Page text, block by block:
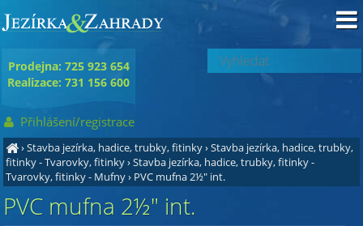
›Stavba jezírka, hadice, trubky, fitinky›Stavba jezírka, hadice, trubky,
fitinky - Tvarovky, fitinky›Stavba jezírka, hadice, trubky, fitinky -
Tvarovky, fitinky - Mufny› PVC mufna 2½" int.
PVC mufna 2½" int.
Prodejna: 725 923 654
Realizace: 731 156 600
Přihlášení/registrace